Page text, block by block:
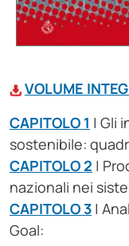
VOLUME
CAPITOLO 1 | Gli
sostenibile:
CAPITOLO 2 |
nazionali nei
CAPITOLO 3 |
Goal: